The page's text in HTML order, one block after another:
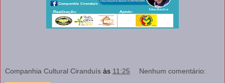
Companhia Cultural Ciranduís às 11:25 Nenhum comentário: